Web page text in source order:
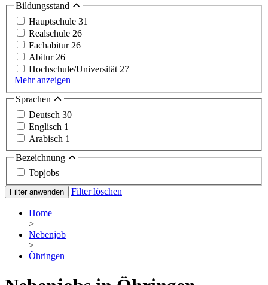
Bildungsstand
Hauptschule 31
Realschule 26
Fachabitur 26
Abitur 26
Hochschule/Universität 27
Mehr anzeigen
Sprachen
Deutsch 30
Englisch 1
Arabisch 1
Bezeichnung
Topjobs
Filter anwenden Filter löschen
Home
>
Nebenjob
>
Öhringen